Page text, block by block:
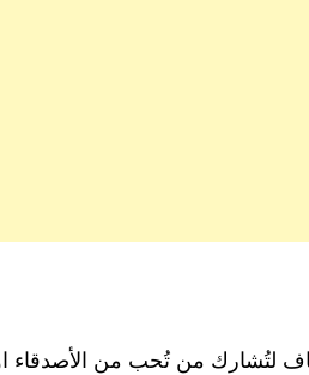
لتُشارك من تُحب من الأصدقاء